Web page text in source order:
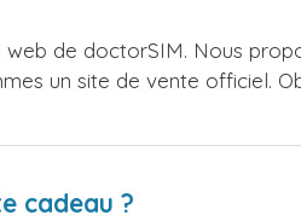
de doctorSIM. Nous
un site de vente officiel.
cadeau ?